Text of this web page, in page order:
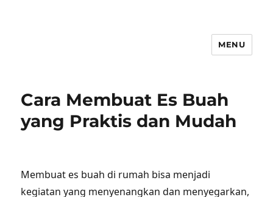
MENU
Cara Membuat Es Buah
yang Praktis dan Mudah
Membuat es buah di rumah bisa menjadi
kegiatan yang menyenangkan dan menyegarkan,